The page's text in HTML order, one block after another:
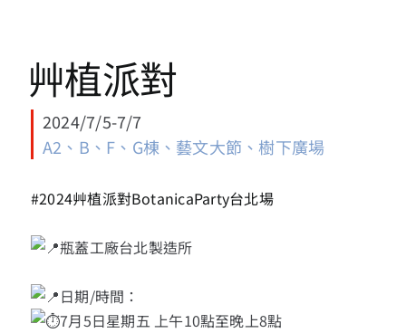
活動紀錄
職人空間
13+新創課程
13+實證場域
艸植派對
2024/7/5-7/7
A2、B、F、G棟、藝文大節、樹下廣場
#2024艸植派對BotanicaParty台北場
瓶蓋工廠台北製造所
日期/時間：
7月5日星期五 上午10點至晚上8點